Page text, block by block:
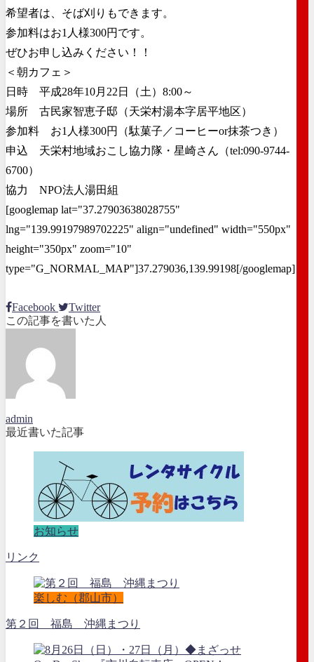
希望者は、そば刈りもできます。
参加料はお1人様300円です。
ぜひお申し込みください！！
＜朝カフェ＞
日時 平成28年10月22日（土）8:00～
場所 古民家智恵子邸（天栄村湯本字居平地区）
参加料 お1人様300円（駄菓子／コーヒーor抹茶つき）
申込 天栄村地域おこし協力隊・星崎さん（tel:090-9744-
6700）
協力 NPO法人湯田組
[googlemap lat="37.27903638028755"
lng="139.99197989702225" align="undefined" width="550px"
height="350px" zoom="10"
type="G_NORMAL_MAP"]37.279036,139.99198[/googlemap]
Facebook
Twitter
この記事を書いた人
admin
最近書いた記事
お知らせ
リンク
楽しむ（郡山市）
第２回 福島 沖縄まつり